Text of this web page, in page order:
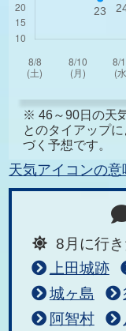
※ 46～90日の天
とのタイアップ
づく予想です。
天気アイコンの意
8月に行
上田城跡
城ヶ島
阿智村